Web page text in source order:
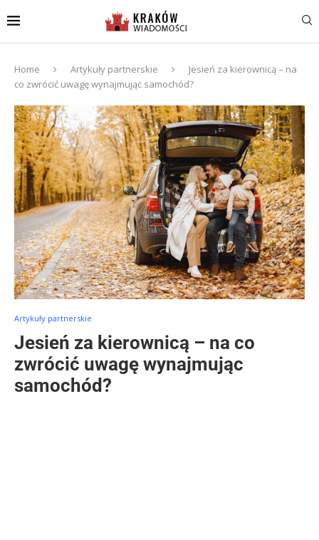
Home Artykuły partnerskie
Jesień za kierownicą – na
co zwrócić uwagę wynajmując samochód?
Artykuły partnerskie
Jesień za kierownicą – na co
zwrócić uwagę wynajmując
samochód?